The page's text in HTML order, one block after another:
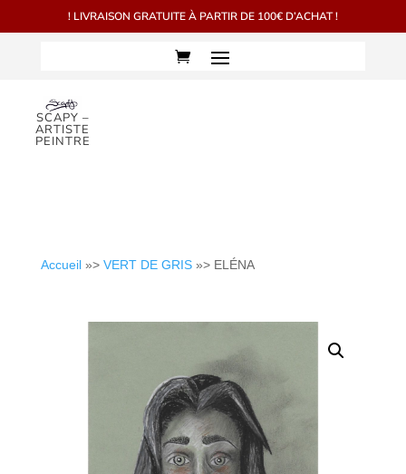
! LIVRAISON GRATUITE À PARTIR DE 100€ D’ACHAT !
SCAPY –
ARTISTE
PEINTRE
Accueil»> VERT DE GRIS»> ELÉNA